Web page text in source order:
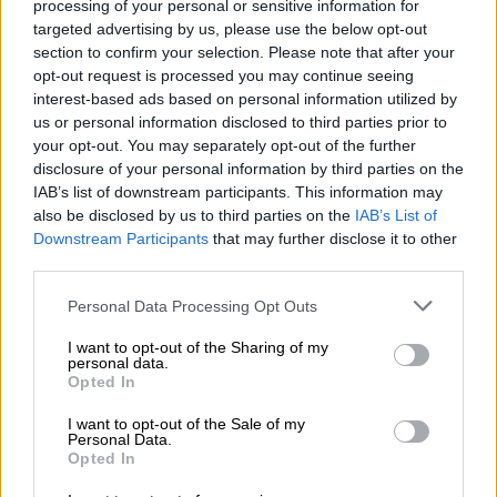
processing of your personal or sensitive information for
targeted advertising by us, please use the below opt-out
section to confirm your selection. Please note that after your
opt-out request is processed you may continue seeing
interest-based ads based on personal information utilized by
us or personal information disclosed to third parties prior to
your opt-out. You may separately opt-out of the further
disclosure of your personal information by third parties on the
IAB’s list of downstream participants. This information may
also be disclosed by us to third parties on the IAB’s List of
Downstream Participants that may further disclose it to other
Please note that this website/app uses one or more Google
not limited to your visit or usage behaviour. You may click to
grant or deny consent to Google and its third-party tags to
use your data for below specified purposes in below Google
consent section.
Personal Data Processing Opt Outs
I want to opt-out of the Sharing of my
personal data.
Opted In
I want to opt-out of the Sale of my
Personal Data.
Opted In